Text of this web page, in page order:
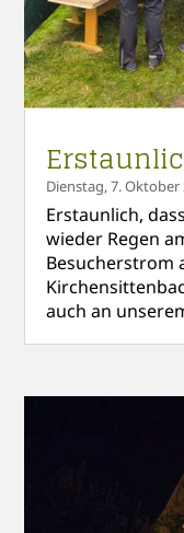
Dienstag, 7. Oktober
Erstaunlich,
wieder Regen
Besucherstrom
auch an